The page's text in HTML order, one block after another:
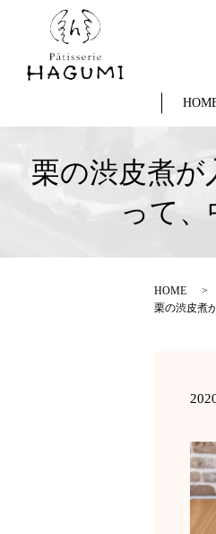
栗の渋皮煮
って
HOME
栗の渋皮煮